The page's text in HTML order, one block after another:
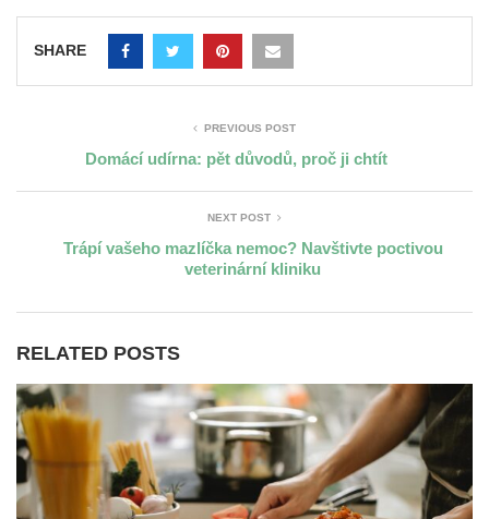
SHARE
PREVIOUS POST
Domácí udírna: pět důvodů, proč ji chtít
NEXT POST
Trápí vašeho mazlíčka nemoc? Navštivte poctivou
veterinární kliniku
RELATED POSTS